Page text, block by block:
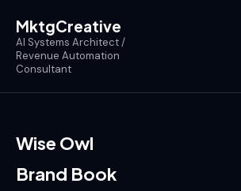
MktgCreative
AI Systems Architect /
Revenue Automation
Consultant
Wise Owl
Brand Book